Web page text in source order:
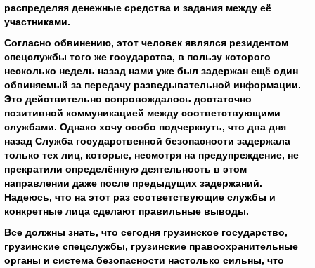
распределяя денежные средства и задания между её
участниками.
Согласно обвинению, этот человек являлся резидентом
спецслужбы того же государства, в пользу которого
несколько недель назад нами уже был задержан ещё один
обвиняемый за передачу разведывательной информации.
Это действительно сопровождалось достаточно
позитивной коммуникацией между соответствующими
службами. Однако хочу особо подчеркнуть, что два дня
назад Служба государственной безопасности задержала
только тех лиц, которые, несмотря на предупреждение, не
прекратили определённую деятельность в этом
направлении даже после предыдущих задержаний.
Надеюсь, что на этот раз соответствующие службы и
конкретные лица сделают правильные выводы.
Все должны знать, что сегодня грузинское государство,
грузинские спецслужбы, грузинские правоохранительные
органы и система безопасности настолько сильны, что